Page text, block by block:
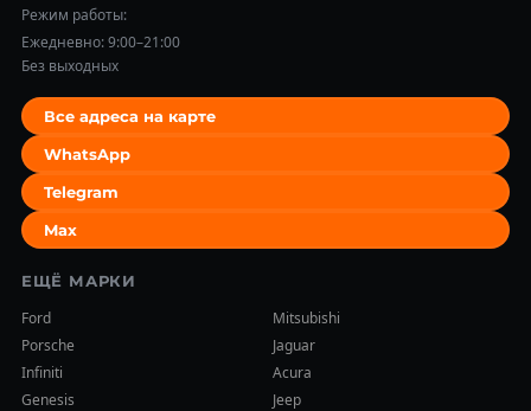
Режим работы:
Ежедневно: 9:00–21:00
Без выходных
Все адреса на карте
WhatsApp
Telegram
Max
ЕЩЁ МАРКИ
Ford
Mitsubishi
Porsche
Jaguar
Infiniti
Acura
Genesis
Jeep